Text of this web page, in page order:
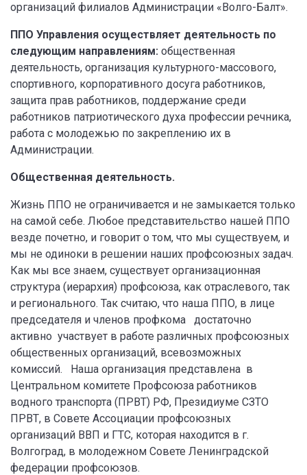
организаций филиалов Администрации «Волго-Балт».
ППО Управления осуществляет деятельность по
следующим направлениям: общественная
деятельность, организация культурного-массового,
спортивного, корпоративного досуга работников,
защита прав работников, поддержание среди
работников патриотического духа профессии речника,
работа с молодежью по закреплению их в
Администрации.
Общественная деятельность.
Жизнь ППО не ограничивается и не замыкается только
на самой себе. Любое представительство нашей ППО
везде почетно, и говорит о том, что мы существуем, и
мы не одиноки в решении наших профсоюзных задач.
Как мы все знаем, существует организационная
структура (иерархия) профсоюза, как отраслевого, так
и регионального. Так считаю, что наша ППО, в лице
председателя и членов профкома достаточно
активно участвует в работе различных профсоюзных
общественных организаций, всевозможных
комиссий. Наша организация представлена в
Центральном комитете Профсоюза работников
водного транспорта (ПРВТ) РФ, Президиуме СЗТО
ПРВТ, в Совете Ассоциации профсоюзных
организаций ВВП и ГТС, которая находится в г.
Волгоград, в молодежном Совете Ленинградской
федерации профсоюзов.